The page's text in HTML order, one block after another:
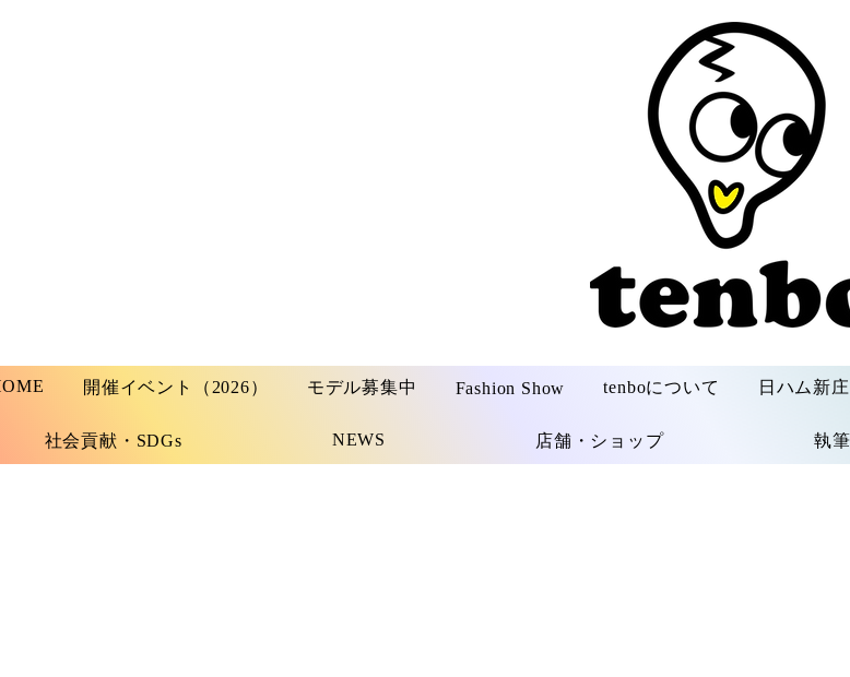
開催イベント（2026） モデル募集中 Fashion Show tenboについて 日ハム新
社会貢献・SDGs NEWS 店舗・ショップ 執